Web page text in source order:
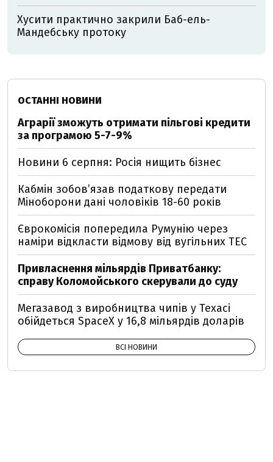
Хусити практично закрили Баб-ель-
Мандебську протоку
ОСТАННІ НОВИНИ
Аграрії зможуть отримати пільгові кредити
за програмою 5-7-9%
Новини 6 серпня: Росія нищить бізнес
Кабмін зобовʼязав податкову передати
Міноборони дані чоловіків 18-60 років
Єврокомісія попередила Румунію через
наміри відкласти відмову від вугільних ТЕС
Привласнення мільярдів Приватбанку:
справу Коломойського скерували до суду
Мегазавод з виробництва чипів у Техасі
обійдеться SpaceX у 16,8 мільярдів доларів
ВСІ НОВИНИ